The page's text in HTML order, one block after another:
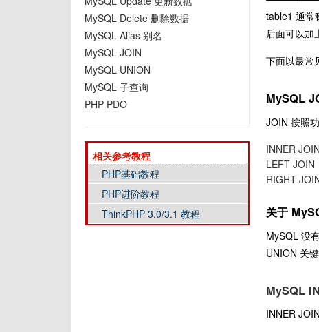
MySQL Delete 删除数据
MySQL Alias 别名
MySQL JOIN
MySQL UNION
MySQL 子查询
PHP PDO
相关参考教程
PHP基础教程
PHP进阶教程
ThinkPHP 3.0/3.1 教程
table1 通常
后面可以加
下面以最常
MySQL
JOIN 按照
INNER JOIN
LEFT JOIN
RIGHT
关于
MySQL 没
UNION 关
MySQL
INNER